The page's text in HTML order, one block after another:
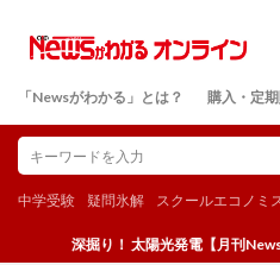
「Newsがわかる」とは？ 購入・定
中学受験 疑問氷解 スクールエコノミ
深掘り！ 太陽光発電【月刊Newsがわ
検